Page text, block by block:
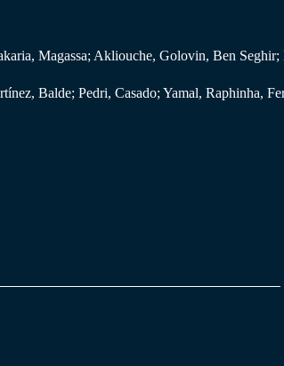
Magassa; Akliouche, Golovin, Ben Seghir;
Balde; Pedri, Casado; Yamal, Raphinha,